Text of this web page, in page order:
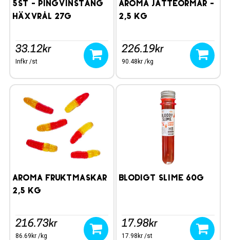
5st - Pingvinstång
Häxvrål 27g
33.12kr
Infkr /st
AROMA JÄTTEORMAR -
2,5 kg
226.19kr
90.48kr /kg
Aroma Fruktmaskar
2,5 kg
216.73kr
86.69kr /kg
Blodigt Slime 60g
17.98kr
17.98kr /st